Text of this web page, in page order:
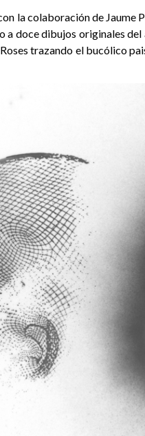
la colaboración de Jaume
a doce dibujos originales
trazando el bucólico